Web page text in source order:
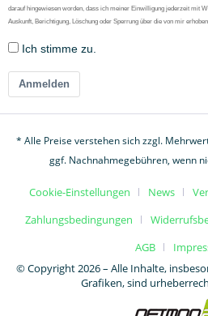
darauf hingewiesen worden, dass ich meiner Einwilligung jederzeit mit
Auskunft, Berichtigung, Löschung oder Sperrung über die von mir
Ich stimme zu.
Anmelden
* Alle Preise verstehen sich zzgl.
ggf. Nachnahmegebühren, wenn
Cookie-Einstellungen News
Zahlungsbedingungen
AGB
© Copyright 2026 – Alle Inhalte,
Grafiken, sind